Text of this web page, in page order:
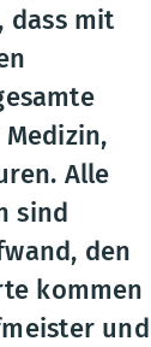
dass mit
Alle
sind
den
kommen
und